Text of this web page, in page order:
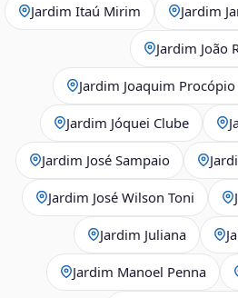
Jardim Itaú Mirim Jardim
Jardim João
Jardim Joaquim
Jardim Jóquei Clube
Jardim José Sampaio
Jardim José Wilson Toni
Jardim Juliana
Jardim Manoel Penna